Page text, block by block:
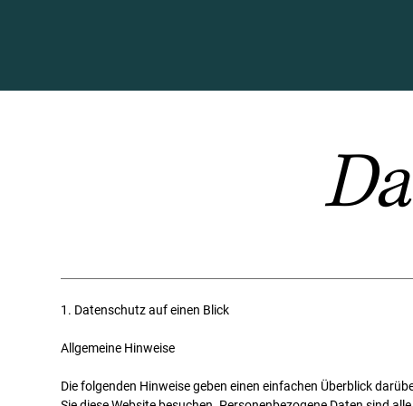
1. Datenschutz auf einen Blick
Allgemeine Hinweise
Die folgenden Hinweise geben einen einfachen Überblick